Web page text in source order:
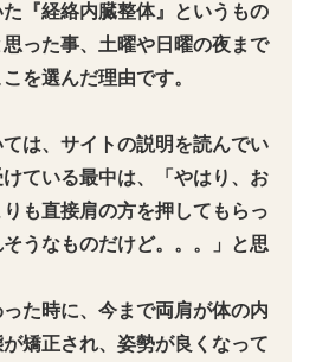
『経絡内臓整体』というもの
った事、土曜や日曜の夜まで
を選んだ理由です。
は、サイトの説明を読んでい
ている最中は、「やはり、お
も直接肩の方を押してもらっ
うなものだけど。。。」と思
た時に、今まで両肩が体の内
矯正され、姿勢が良くなって